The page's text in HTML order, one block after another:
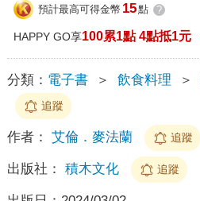
預計最高可得金幣 15點 ?
HAPPY GO享100累1點 4點抵1元
分類： 電子書 ＞ 飲食料理 ＞
追蹤
作者： 艾倫．麥法蘭 追蹤
出版社： 積木文化 追蹤